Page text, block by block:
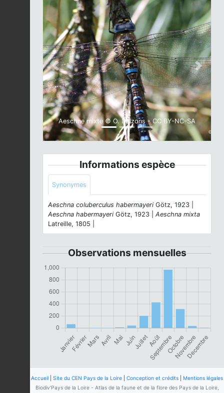
Aeschne mixte © O. Delzons - CC BY-NC-SA
Previous Next
Informations espèce
Synonymes
Aeschna coluberculus habermayeri Götz, 1923 |
Aeschna habermayeri Götz, 1923 | Aeschna mixta
Latreille, 1805 |
Observations mensuelles
Accueil Site du CEN Pays de la Loire Conception et crédits
Mentions légales
Biodiv'Pays de la Loire - Atlas de la faune et de la flore des Pays de la Loire,